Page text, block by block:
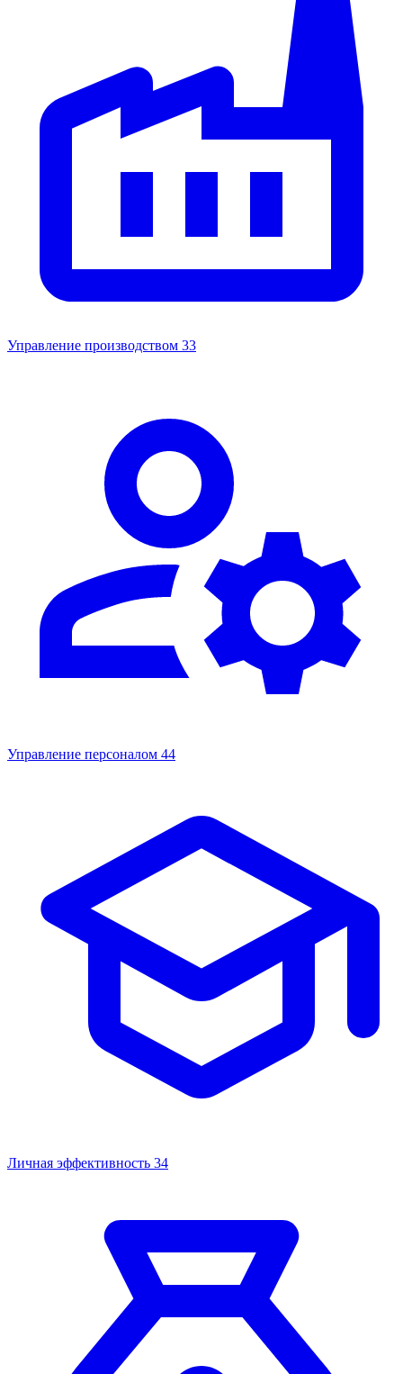
Управление производством 33
Управление персоналом 44
Личная эффективность 34